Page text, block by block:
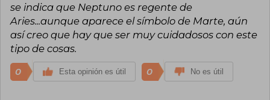
se indica que Neptuno es regente de
Aries...aunque aparece el símbolo de Marte, aún
así creo que hay que ser muy cuidadosos con este
tipo de cosas.
0 Esta opinión es útil 0 No es útil